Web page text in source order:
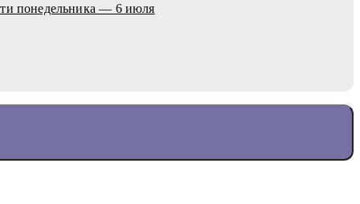
понедельника — 6 июля